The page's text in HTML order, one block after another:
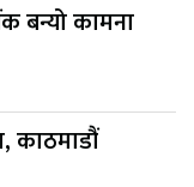
बन्यो कामना
काठमाडौं